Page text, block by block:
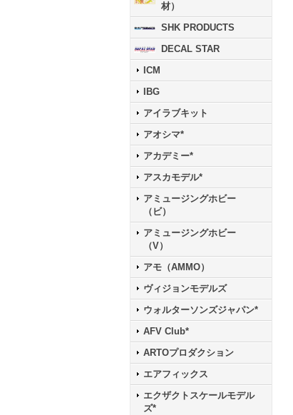
材）
SHK PRODUCTS
DECAL STAR
ICM
IBG
アイラブキット
アオシマ*
アカデミー*
アスカモデル*
アミュージングホビー
（ビ）
アミュージングホビー
（V）
アモ（AMMO）
ヴィジョンモデルズ
ウォルターソンズジャパン*
AFV Club*
ARTOプロダクション
エアフィックス
エクザクトスケールモデル
ズ*